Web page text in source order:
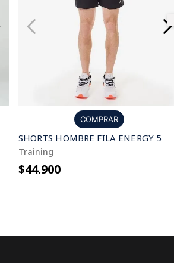
COMPRAR
SHORTS HOMBRE FILA ENERGY 5
Training
$44.900